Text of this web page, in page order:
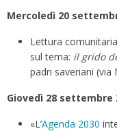
Mercoledì 20
Lettura comunitaria
sul tema: il grido
padri saveriani (via
Giovedì 28 settembre
«L’Agenda 2030